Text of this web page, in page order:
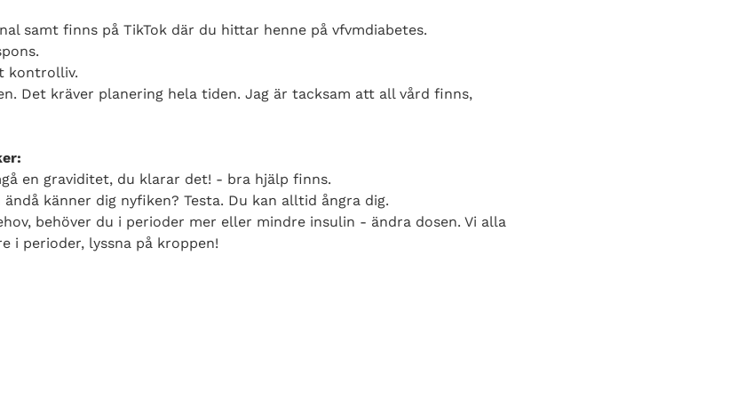
samt finns på TikTok där du hittar henne på vfvmdiabetes.
kontrolliv.
Det kräver planering hela tiden. Jag är tacksam att all vård finns,
en graviditet, du klarar det! - bra hjälp finns.
känner dig nyfiken? Testa. Du kan alltid ångra dig.
behöver du i perioder mer eller mindre insulin - ändra dosen. Vi alla
i perioder, lyssna på kroppen!